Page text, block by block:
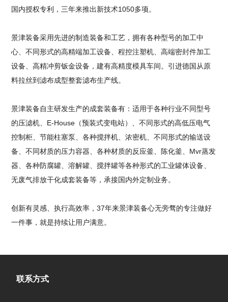
国内授权专利，三年来推出新技术1050多项。
景津装备采用先进的制造装备和工艺，拥有各种型号的加工中
心、不同形式的高精端加工设备、程控注塑机、高端密封件加工
设备、高精冲剪钣金设备，建有高精度模具车间。引进德国从原
料拉丝到滤布成型整套滤布生产线。
景津装备自主研发生产的成套装备有：适用于各种行业不同型号
的压滤机、E-House（预装式变电站）、不同形式的高低压电气
控制柜、节能柱塞泵、各种搅拌机、浓密机、不同形式的输送设
备、不同材质的压力容器、各种材质的反应釜、陈化釜、Mvr蒸发
器、各种防腐罐、溶解罐、搅拌罐等各种形式的工业罐体设备、
无废气排放干化成套装备等，承接国内外定制业务。
创新有灵感、执行高效率，37年来景津装备心无旁骛的专注做好
一件事，就是持续让用户满意。
联系方式